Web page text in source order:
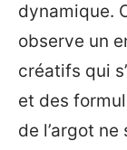
dynamique.
observe un
créatifs qui
et des
de l’argot